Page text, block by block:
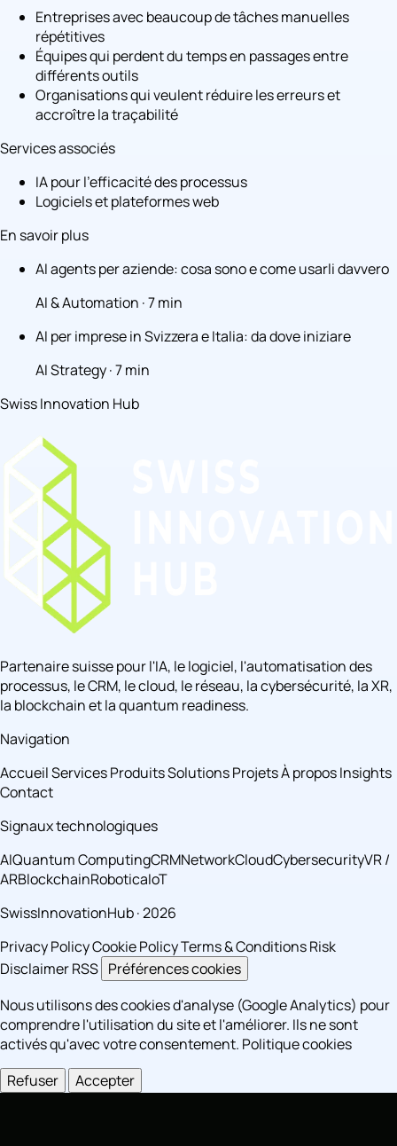
Entreprises avec beaucoup de tâches manuelles
répétitives
Équipes qui perdent du temps en passages entre
différents outils
Organisations qui veulent réduire les erreurs et
accroître la traçabilité
Services associés
IA pour l'efficacité des processus
Logiciels et plateformes web
En savoir plus
AI agents per aziende: cosa sono e come usarli davvero
AI & Automation · 7 min
AI per imprese in Svizzera e Italia: da dove iniziare
AI Strategy · 7 min
Swiss Innovation Hub
Partenaire suisse pour l'IA, le logiciel, l'automatisation des
processus, le CRM, le cloud, le réseau, la cybersécurité, la XR,
la blockchain et la quantum readiness.
Navigation
AccueilServicesProduitsSolutionsProjetsÀ proposInsights
Contact
Signaux technologiques
AIQuantum ComputingCRMNetworkCloudCybersecurityVR /
ARBlockchainRoboticaIoT
SwissInnovationHub · 2026
Privacy PolicyCookie PolicyTerms & ConditionsRisk
DisclaimerRSS Préférences cookies
Nous utilisons des cookies d'analyse (Google Analytics) pour
comprendre l'utilisation du site et l'améliorer. Ils ne sont
activés qu'avec votre consentement. Politique cookies
Refuser
Accepter